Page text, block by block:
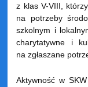
z klas V-VIII,
na potrzeby
szkolnym i
charytatywne i
na zgłaszane
Aktywność w